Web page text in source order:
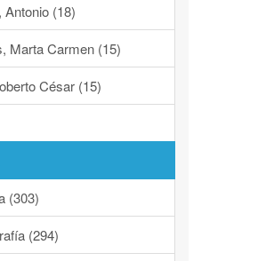
Antonio (18)
Marta Carmen (15)
César (15)
(303)
(294)